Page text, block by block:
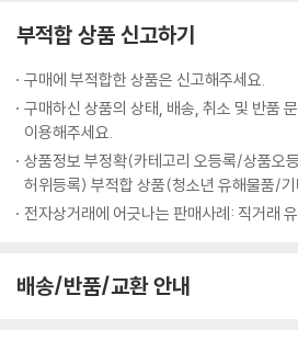
9. 합체로복 데이모스 F3
11. 환상의 대포 가렌을 폭파하라
Disc 2
1. 배신자 거대화 로봇, 바이콩
2. 악마의 대화전 공격
3. 분노하라! 잠든 거인 스파르탄
5. 가부토 코지, 암살지령
6. 지하 기계수 홀존 V3
부적합 상품 신고하기
구매에 부적합한 상품은 신고해주세요.
구매하신 상품의 상태, 배송, 취소 및 반품
이용해주세요.
상품정보 부정확(카테고리 오등록/상품오
허위등록) 부적합 상품(청소년 유해물품/
전자상거래에 어긋나는 판매사례: 직거래
배송/반품/교환 안내